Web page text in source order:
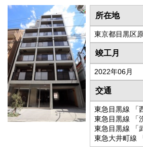
所在地
東京都目黒区
竣工月
2022年06月
交通
東急目黒線 「
東急目黒線 「
東急目黒線 「
東急大井町線